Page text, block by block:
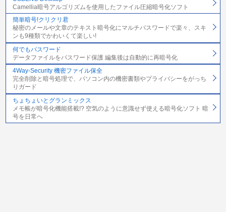
Camellia暗号アルゴリズムを使用したファイル圧縮暗号化ソフト
簡単暗号!クリクリ君
秘密のメールや文章のテキスト暗号化にマルチパスワードで楽々、スキ
ンも9種類でかわいくて楽しい!
何でもパスワード
データファイルをパスワード保護 編集後は自動的に再暗号化
4Way-Security 機密ファイル保全
完全削除と暗号処理で、パソコン内の機密書類やプライバシーをがっち
りガード
ちょちょいとグランミックス
メモ帳が暗号化機能搭載!? 空気のように意識せず使える暗号化ソフト 暗
号を日常へ